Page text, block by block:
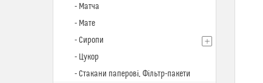
- Матча
- Мате
- Сиропи
- Цукор
- Стакани паперові, Фільтр-пакети